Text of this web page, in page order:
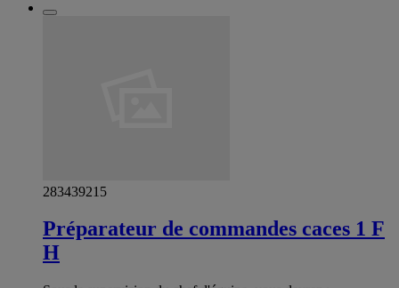
283439215
Préparateur de commandes caces 1 F
H